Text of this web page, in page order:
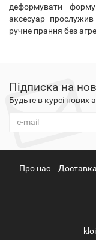
деформувати
аксесуар
ручне прання без
Підписка на
Будьте в курсі нових
Про нас